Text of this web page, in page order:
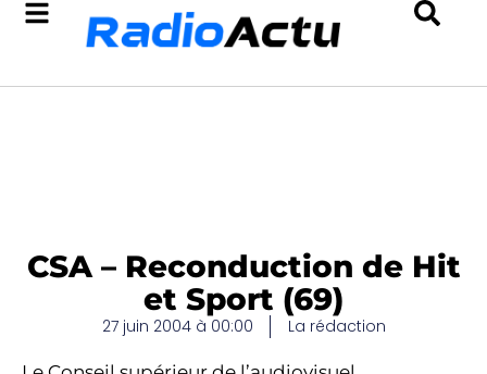
CSA – Reconduction de Hit
et Sport (69)
27 juin 2004 à 00:00 La rédaction